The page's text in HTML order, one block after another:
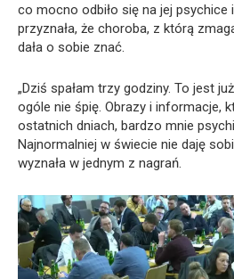
co mocno odbiło się na jej psychice
przyznała, że choroba, z którą
dała o sobie znać.
„Dziś spałam trzy godziny. To jest
ogóle nie śpię. Obrazy i informacje,
ostatnich dniach, bardzo mnie
Najnormalniej w świecie nie daję
wyznała w jednym z nagrań.